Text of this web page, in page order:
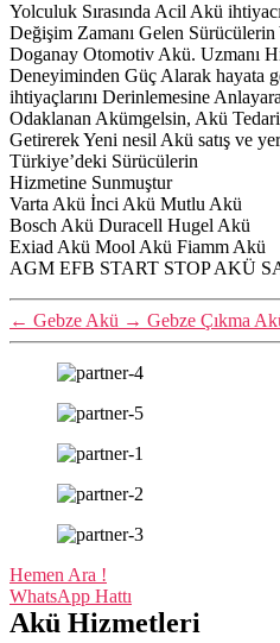
Yolculuk Sırasında Acil Akü
Değişim Zamanı Gelen
Doganay Otomotiv Akü. Uzmanı
Deneyiminden Güç Alarak hayata
ihtiyaçlarını Derinlemesine
Odaklanan Akümgelsin, Akü
Getirerek Yeni nesil Akü satış ve
Türkiye’deki Sürücülerin
Hizmetine Sunmuştur
Varta Akü İnci Akü Mutlu Akü
Bosch Akü Duracell Hugel Akü
Exiad Akü Mool Akü Fiamm Akü
AGM EFB START STOP AKÜ
← Gebze Akü → Gebze Çıkma
Hemen Ara !
WhatsApp Hattı
Akü Hizmetleri